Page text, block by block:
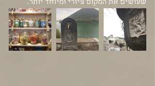
שעושים את המקום ציורי ומיוחד יותר.